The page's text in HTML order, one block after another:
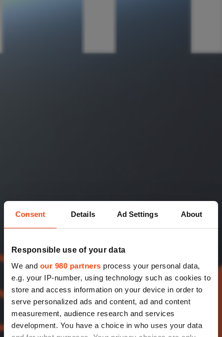
Consent Details Ad Settings About
Responsible use of your data
We and our 980 partners process your personal data,
e.g. your IP-number, using technology such as cookies to
store and access information on your device in order to
serve personalized ads and content, ad and content
measurement, audience research and services
development. You have a choice in who uses your data